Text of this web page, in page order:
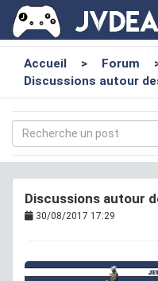
Accueil > Forum
Discussions autour
Discussions autour
30/08/2017 17:29